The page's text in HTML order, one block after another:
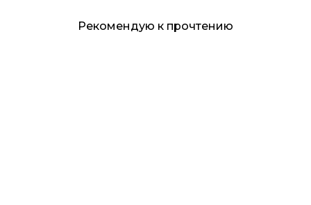
Рекомендую к прочтению
Знания, вдохновение и путеводитель